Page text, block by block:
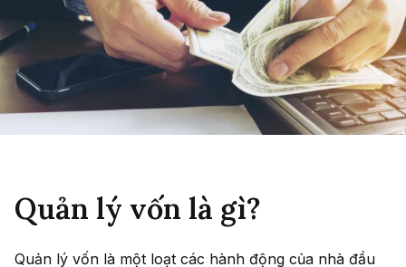
Quản lý vốn là gì?
Quản lý vốn là một loạt các hành động của nhà đầu